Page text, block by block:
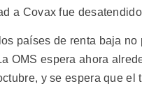
a Covax fue
países de renta baja
OMS espera ahora
y se espera que